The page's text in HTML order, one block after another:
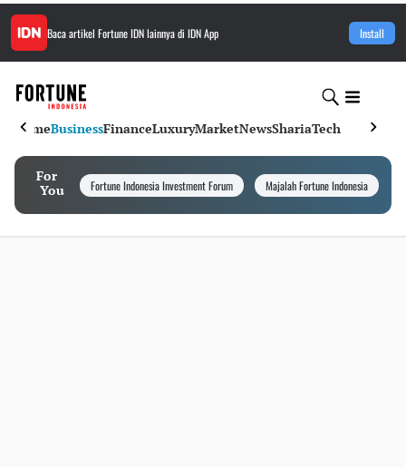
Baca artikel Fortune IDNlainnya di IDN App Install
HomeBusinessFinanceLuxuryMarketNewsShariaTech
For
You
Fortune Indonesia Investment Forum Majalah Fortune Indonesia